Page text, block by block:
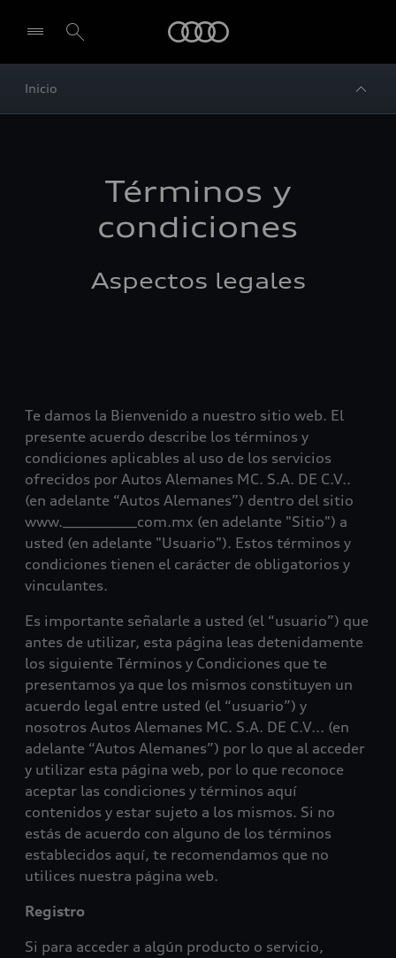
Inicio
Términos y
condiciones
Aspectos legales
Te damos la Bienvenido a nuestro sitio web. El
presente acuerdo describe los términos y
condiciones aplicables al uso de los servicios
ofrecidos por Autos Alemanes MC. S.A. DE C.V..
(en adelante “Autos Alemanes”) dentro del sitio
www.____________com.mx (en adelante "Sitio") a
usted (en adelante "Usuario"). Estos términos y
condiciones tienen el carácter de obligatorios y
vinculantes.
Es importante señalarle a usted (el “usuario”) que
antes de utilizar, esta página leas detenidamente
los siguiente Términos y Condiciones que te
presentamos ya que los mismos constituyen un
acuerdo legal entre usted (el “usuario”) y
nosotros Autos Alemanes MC. S.A. DE C.V... (en
adelante “Autos Alemanes”) por lo que al acceder
y utilizar esta página web, por lo que reconoce
aceptar las condiciones y términos aquí
contenidos y estar sujeto a los mismos. Si no
estás de acuerdo con alguno de los términos
establecidos aquí, te recomendamos que no
utilices nuestra página web.
Registro
Si para acceder a algún producto o servicio,